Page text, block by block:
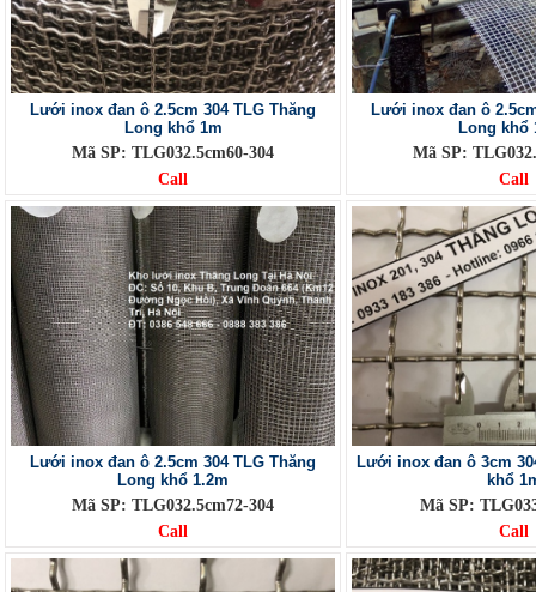
Lưới inox đan ô 2.5cm 304 TLG Thăng
Long khổ 1m
Mã SP: TLG032.5cm60-304
Call
Lưới inox đan ô
Long khổ
Mã SP:
Call
Lưới inox đan ô 2.5cm 304 TLG Thăng
Long khổ 1.2m
Mã SP: TLG032.5cm72-304
Call
Lưới inox đan ô 3cm
khổ
Mã SP:
Call